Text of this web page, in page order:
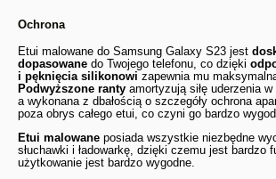
Ochrona
Etui malowane do Samsung Galaxy S23 jest
dopasowane do Twojego telefonu, co dzięki
i pęknięcia silikonowi zapewnia mu
Podwyższone ranty amortyzują siłę uderzenia
a wykonana z dbałością o szczegóły ochrona
poza obrys całego etui, co czyni go bardzo
Etui malowane posiada wszystkie niezbędne
słuchawki i ładowarkę, dzięki czemu jest bardzo
użytkowanie jest bardzo wygodne.